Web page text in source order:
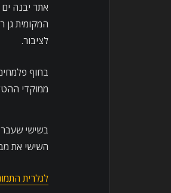
אתר יבנה
לציבור.
בחוף
ממוקדי
בשישי
השישי את
לגלרית